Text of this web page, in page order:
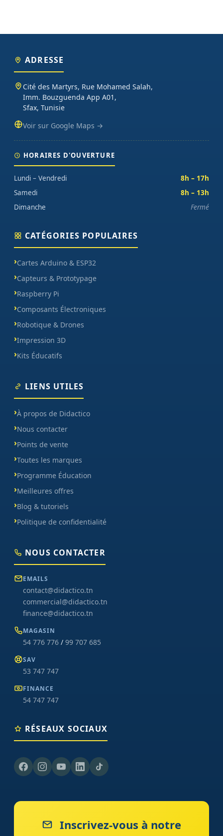
ADRESSE
Cité des Martyrs, Rue Mohamed Salah,
Imm. Bouzguenda App A01,
Sfax, Tunisie
Voir sur Google Maps →
HORAIRES D'OUVERTURE
Lundi – Vendredi
8h – 17h
Samedi
8h – 13h
Dimanche
Fermé
CATÉGORIES POPULAIRES
Cartes Arduino & ESP32
Capteurs & Prototypage
Raspberry Pi
Composants Électroniques
Robotique & Drones
Impression 3D
Kits Éducatifs
LIENS UTILES
À propos de Didactico
Nous contacter
Points de vente
Toutes les marques
Programme Éducation
Meilleures offres
Blog & tutoriels
Politique de confidentialité
NOUS CONTACTER
EMAILS
contact@didactico.tn
commercial@didactico.tn
finance@didactico.tn
MAGASIN
54 776 776 / 99 707 685
SAV
53 747 747
FINANCE
54 747 747
RÉSEAUX SOCIAUX
Inscrivez-vous à notre